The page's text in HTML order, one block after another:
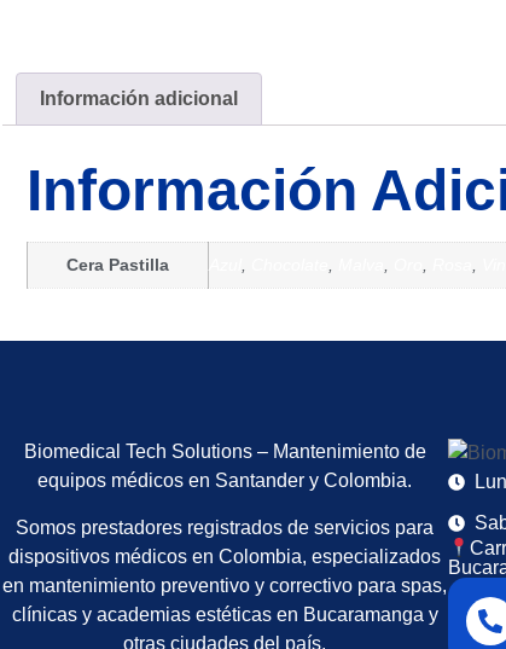
Información adicional
Información
Cera Pastilla
Biomedical Tech Solutions – Mantenimiento de
equipos médicos en Santander y Colombia.
Somos prestadores registrados de servicios para
dispositivos médicos en Colombia, especializados
en mantenimiento preventivo y correctivo para spas,
clínicas y academias estéticas en Bucaramanga y
otras ciudades del país.